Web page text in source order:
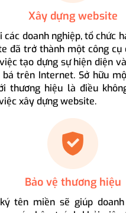
Xây dựng website
các doanh nghiệp, tổ chức
đã trở thành một công cụ
tạo dựng sự hiện diện
bá trên Internet. Sở hữu
thương hiệu là điều
xây dựng website.
Bảo vệ thương hiệu
tên miền sẽ giúp